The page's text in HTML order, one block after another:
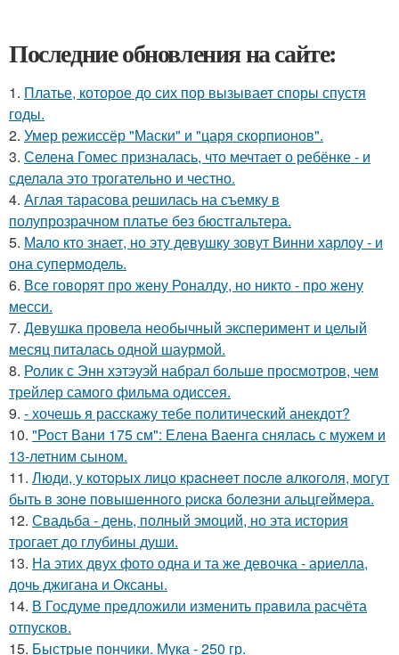
Последние обновления на сайте:
1. Платье, которое до сих пор вызывает споры спустя
годы.
2. Умер режиссёр "Маски" и "царя скорпионов".
3. Селена Гомес призналась, что мечтает о ребёнке - и
сделала это трогательно и честно.
4. Аглая тарасова решилась на съемку в
полупрозрачном платье без бюстгальтера.
5. Мало кто знает, но эту девушку зовут Винни харлоу - и
она супермодель.
6. Все говорят про жену Роналду, но никто - про жену
месси.
7. Девушка провела необычный эксперимент и целый
месяц питалась одной шаурмой.
8. Ролик с Энн хэтэуэй набрал больше просмотров, чем
трейлер самого фильма одиссея.
9. - хочешь я расскажу тебе политический анекдот?
10. "Рост Вани 175 см": Елена Ваенга снялась с мужем и
13-летним сыном.
11. Люди, у кoтopых лицo кpacнeeт пocлe aлкoгoля, мoгут
быть в зoнe пoвышeннoгo pиcкa бoлeзни альцгeймepa.
12. Свадьба - день, полный эмоций, но эта история
трогает до глубины души.
13. На этих двух фото одна и та же девочка - ариелла,
дочь джигана и Оксаны.
14. В Госдуме пpeдложили изменить пpaвила расчёта
отпусков.
15. Быстрые пончики. Мука - 250 гр.